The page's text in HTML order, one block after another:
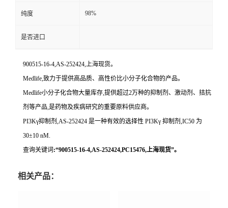
纯度 98%
是否进口
900515-16-4,AS-252424,上海现货。
Medlife,致力于提供高品质、高性价比小分子化合物的产品。
Medlife小分子化合物大量库存,提供超过2万种的抑制剂、激动剂、拮抗
剂等产品,是药物及疾病研究的重要原料供应商。
PI3Kγ抑制剂,AS-252424 是一种有效的选择性 PI3Kγ 抑制剂,IC50 为
30±10 nM.
查询关键词 :“900515-16-4,AS-252424,PC15476,上海现货”。
相关产品：